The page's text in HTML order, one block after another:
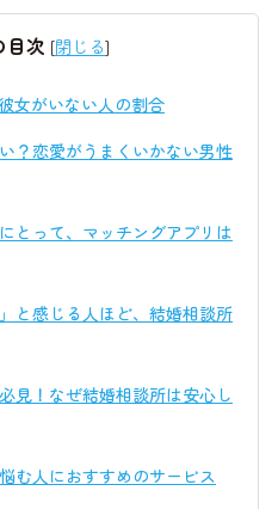
目次 [閉じる]
女がいない人の割合
？恋愛がうまくいかない男性
とって、マッチングアプリは
と感じる人ほど、結婚相談所
見！なぜ結婚相談所は安心し
む人におすすめのサービス